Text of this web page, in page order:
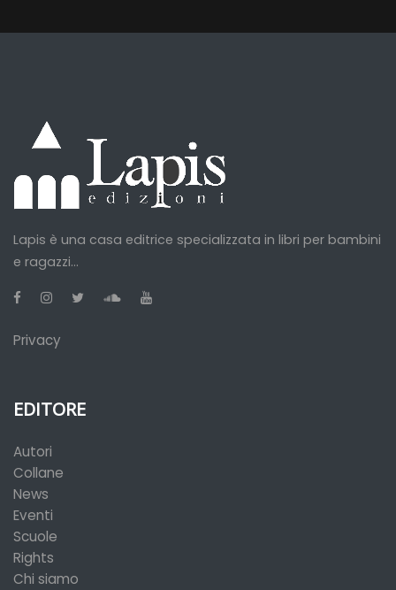
Lapis è una casa editrice specializzata in libri per bambini
e ragazzi...
Privacy
EDITORE
Autori
Collane
News
Eventi
Scuole
Rights
Chi siamo